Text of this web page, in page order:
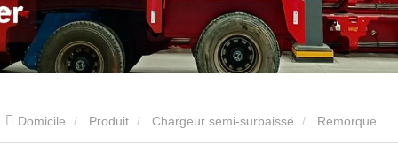
Domicile Produit Chargeur semi-surbaissé